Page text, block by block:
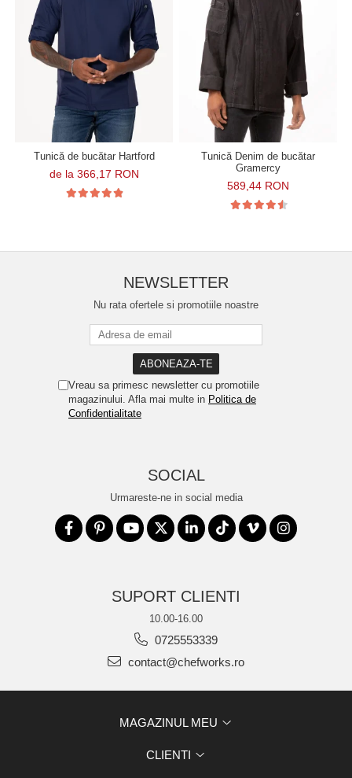
Tunică de bucătar Hartford
de la 366,17 RON
Tunică Denim de bucătar
Gramercy
589,44 RON
NEWSLETTER
Nu rata ofertele si promotiile noastre
Vreau sa primesc newsletter cu promotiile
magazinului. Afla mai multe in Politica de
Confidentialitate
SOCIAL
Urmareste-ne in social media
SUPORT CLIENTI
10.00-16.00
0725553339
contact@chefworks.ro
MAGAZINUL MEU
CLIENTI